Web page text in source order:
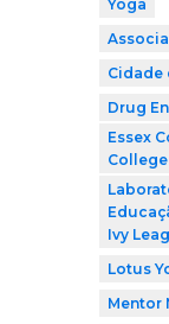
Yoga
Cidade
Drug
Essex
Ivy
Lotus
Mentor